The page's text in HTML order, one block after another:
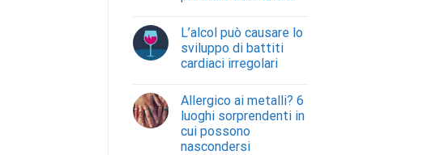
L’alcol può causare lo
sviluppo di battiti
cardiaci irregolari
Allergico ai metalli? 6
luoghi sorprendenti in
cui possono
nascondersi